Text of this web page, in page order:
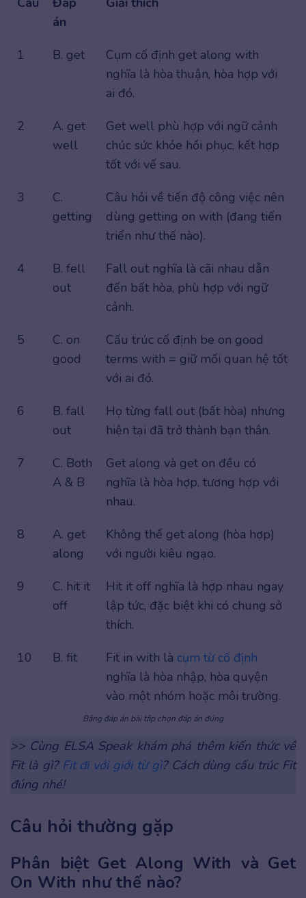
án
1 B. get
Cụm cố định get along with
nghĩa là hòa thuận, hòa hợp với
ai đó.
2
A. get
well
Get well phù hợp với ngữ cảnh
chúc sức khỏe hồi phục, kết hợp
tốt với vế sau.
3
C.
getting
Câu hỏi về tiến độ công việc nên
dùng getting on with (đang tiến
triển như thế nào).
4
B. fell
out
Fall out nghĩa là cãi nhau dẫn
đến bất hòa, phù hợp với ngữ
cảnh.
5
C. on
good
Cấu trúc cố định be on good
terms with = giữ mối quan hệ tốt
với ai đó.
6
B. fall
out
Họ từng fall out (bất hòa) nhưng
hiện tại đã trở thành bạn thân.
7
C. Both
A & B
Get along và get on đều có
nghĩa là hòa hợp, tương hợp với
nhau.
8
A. get
along
Không thể get along (hòa hợp)
với người kiêu ngạo.
9
C. hit it
off
Hit it off nghĩa là hợp nhau ngay
lập tức, đặc biệt khi có chung sở
thích.
10
B. fit Fit in with là cụm từ cố định
nghĩa là hòa nhập, hòa quyện
vào một nhóm hoặc môi trường.
Bảng đáp án bài tập chọn đáp án đúng
>> Cùng ELSA Speak khám phá thêm kiến thức về
Fit là gì? Fit đi với giới từ gì? Cách dùng cấu trúc Fit
đúng nhé!
Câu hỏi thường gặp
Phân biệt Get Along With và Get
On With như thế nào?